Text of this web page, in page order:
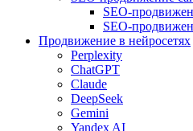
SEO-
SEO-
Продвижение в нейросетях
Perplexity
ChatGPT
Claude
DeepSeek
Gemini
Yandex AI